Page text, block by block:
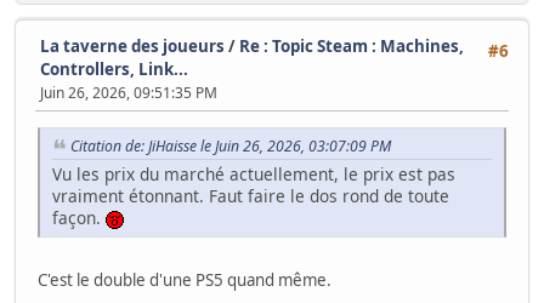
#6
La taverne des joueurs / Re : Topic Steam : Machines,
Controllers, Link...
Juin 26, 2026, 09:51:35 PM
Citation de: JiHaisse le Juin 26, 2026, 03:07:09 PM
Vu les prix du marché actuellement, le prix est pas
vraiment étonnant. Faut faire le dos rond de toute
façon.
C'est le double d'une PS5 quand même.